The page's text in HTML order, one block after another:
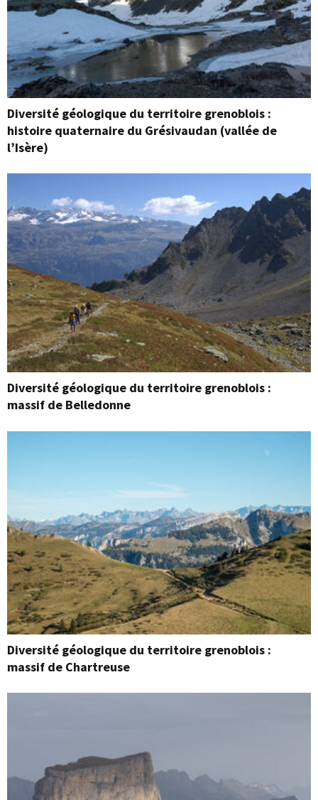
Diversité géologique du territoire grenoblois :
histoire quaternaire du Grésivaudan (vallée de
l’Isère)
Diversité géologique du territoire grenoblois :
massif de Belledonne
Diversité géologique du territoire grenoblois :
massif de Chartreuse